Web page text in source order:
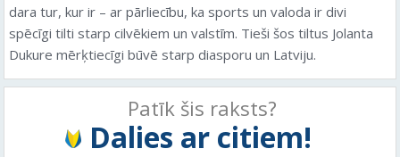
dara tur, kur ir – ar pārliecību, ka sports un valoda ir divi
spēcīgi tilti starp cilvēkiem un valstīm. Tieši šos tiltus Jolanta
Dukure mērķtiecīgi būvē starp diasporu un Latviju.
Patīk šis raksts?
Dalies ar citiem!